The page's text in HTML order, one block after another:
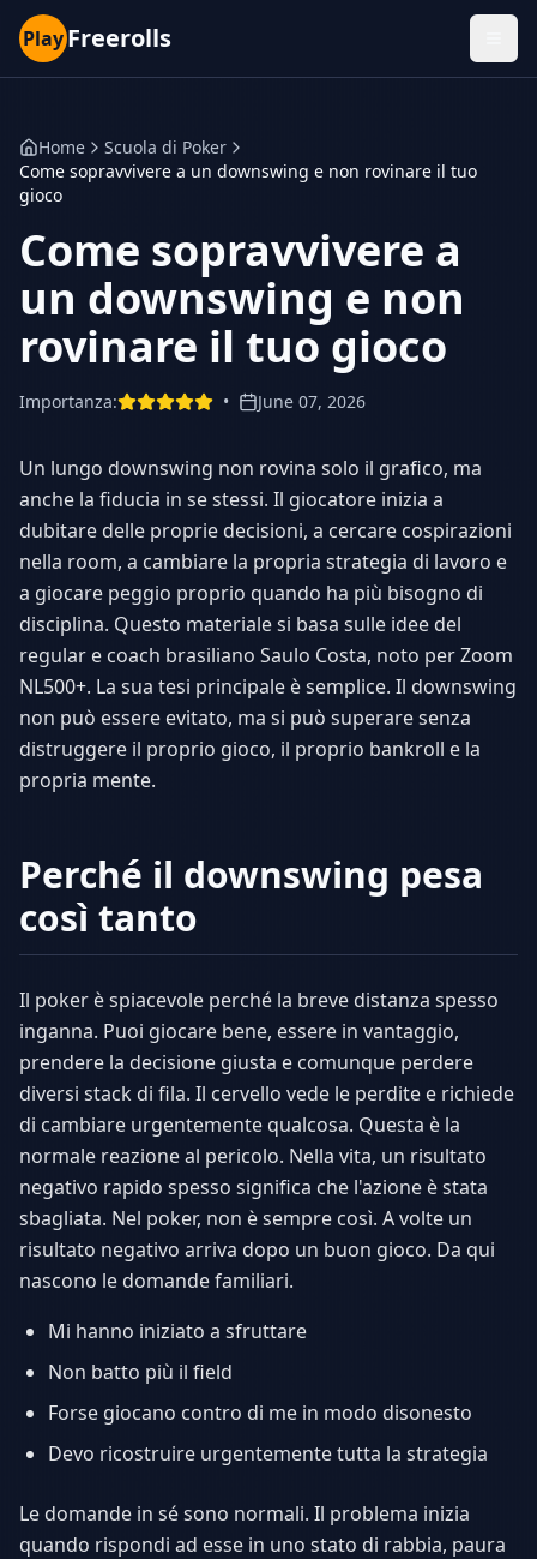
PlayFreerolls
Home
Scuola di Poker
Come sopravvivere a un downswing e non rovinare il tuo
gioco
Come sopravvivere a
un downswing e non
rovinare il tuo gioco
Importanza: • June 07, 2026
Un lungo downswing non rovina solo il grafico, ma
anche la fiducia in se stessi. Il giocatore inizia a
dubitare delle proprie decisioni, a cercare cospirazioni
nella room, a cambiare la propria strategia di lavoro e
a giocare peggio proprio quando ha più bisogno di
disciplina. Questo materiale si basa sulle idee del
regular e coach brasiliano Saulo Costa, noto per Zoom
NL500+. La sua tesi principale è semplice. Il downswing
non può essere evitato, ma si può superare senza
distruggere il proprio gioco, il proprio bankroll e la
propria mente.
Perché il downswing pesa
così tanto
Il poker è spiacevole perché la breve distanza spesso
inganna. Puoi giocare bene, essere in vantaggio,
prendere la decisione giusta e comunque perdere
diversi stack di fila. Il cervello vede le perdite e richiede
di cambiare urgentemente qualcosa. Questa è la
normale reazione al pericolo. Nella vita, un risultato
negativo rapido spesso significa che l'azione è stata
sbagliata. Nel poker, non è sempre così. A volte un
risultato negativo arriva dopo un buon gioco. Da qui
nascono le domande familiari.
Mi hanno iniziato a sfruttare
Non batto più il field
Forse giocano contro di me in modo disonesto
Devo ricostruire urgentemente tutta la strategia
Le domande in sé sono normali. Il problema inizia
quando rispondi ad esse in uno stato di rabbia, paura